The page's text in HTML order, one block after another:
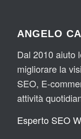
ANGELO
Dal 2010 aiuto
migliorare la
SEO, E-
attività
Esperto SEO